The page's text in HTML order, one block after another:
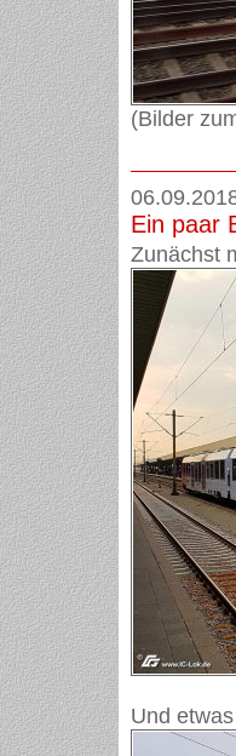
(Bilder
Ein paar
Zunächst
Und